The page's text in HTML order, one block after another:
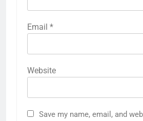
Email *
Website
Save my name, email, and